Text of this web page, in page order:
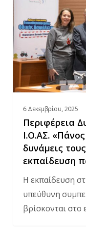
Ι.Ο.ΑΣ.
«Πάνος
Μυλωνάς»
ενώνουν
τις
τους
την
κυκλοφοριακή
παιδιών
και
εφήβων
6 Δεκεμβρίου, 2025
Περιφέρεια
Ι.Ο.ΑΣ.
δυνάμεις
εκπαίδευση
Η εκπαίδευση
υπεύθυνη
βρίσκονται στο